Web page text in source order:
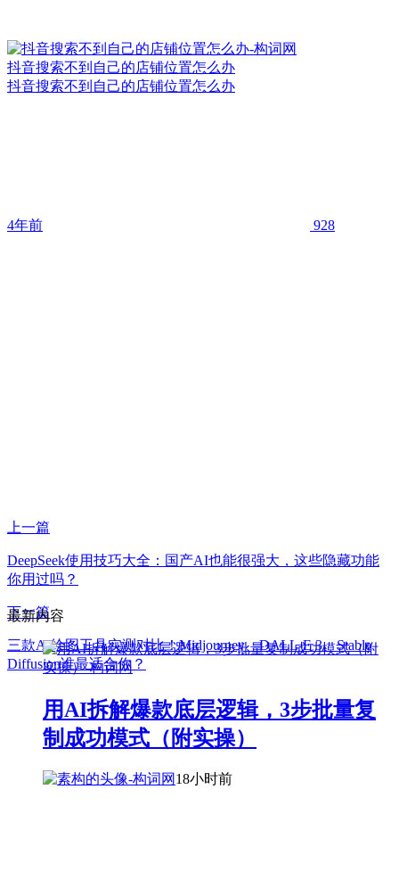
抖音搜索不到自己的店铺位置怎么办
抖音搜索不到自己的店铺位置怎么办
4年前 928
上一篇
DeepSeek使用技巧大全：国产AI也能很强大，这些隐藏功能
你用过吗？
下一篇
三款AI绘图工具实测对比！Midjourney、DALL-E 3、Stable
Diffusion谁最适合你？
最新内容
用AI拆解爆款底层逻辑，3步批量复
制成功模式（附实操）
18小时前